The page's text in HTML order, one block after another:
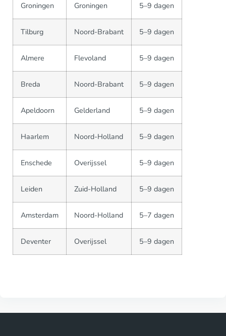
Groningen Groningen 5–9 dagen
Tilburg Noord-Brabant 5–9 dagen
Almere Flevoland 5–9 dagen
Breda Noord-Brabant 5–9 dagen
Apeldoorn Gelderland 5–9 dagen
Haarlem Noord-Holland 5–9 dagen
Enschede Overijssel 5–9 dagen
Leiden Zuid-Holland 5–9 dagen
Amsterdam Noord-Holland 5–7 dagen
Deventer Overijssel 5–9 dagen